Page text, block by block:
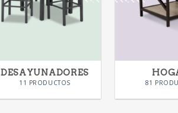
DESAYUNADORES
11 PRODUCTOS 81